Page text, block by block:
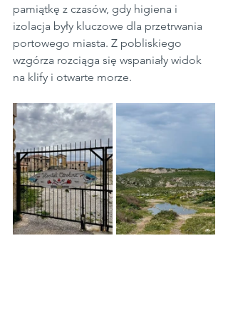
pamiątkę z czasów, gdy higiena i
izolacja były kluczowe dla przetrwania
portowego miasta. Z pobliskiego
wzgórza rozciąga się wspaniały widok
na klify i otwarte morze.